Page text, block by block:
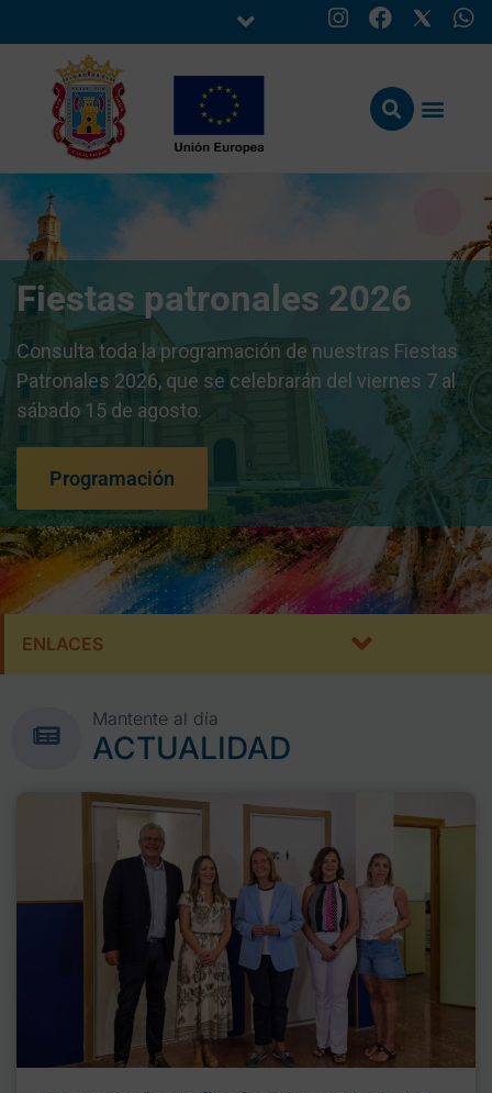
Fiestas patronales 2026
Consulta toda la programación de nuestras Fiestas
Patronales 2026, que se celebrarán del viernes 7 al
sábado 15 de agosto.
Programación
ENLACES
Mantente al día
ACTUALIDAD